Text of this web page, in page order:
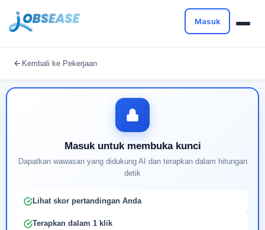
Masuk
Kembali ke Pekerjaan
Masuk untuk membuka kunci
Dapatkan wawasan yang didukung AI dan terapkan dalam hitungan
detik
Lihat skor pertandingan Anda
Terapkan dalam 1 klik
Buat profil Anda untuk membuka kunci pencocokan